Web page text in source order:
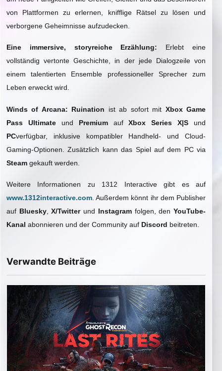
von Plattformen zu erlernen, knifflige Rätsel zu lösen und
verborgene Geheimnisse aufzudecken.
Eine immersive, storyreiche Erzählung: Erlebt eine
vollständig vertonte Geschichte, in der jede Dialogzeile von
einem talentierten Ensemble professioneller Sprecher zum
Leben erweckt wird.
Winds of Arcana: Ruination ist ab sofort mit Xbox Game
Pass Ultimateund PremiumaufXbox Series X|S und
PCverfügbar, inklusive kompatibler Handheld- und Cloud-
Gaming-Optionen. Zusätzlich kann das Spiel auf dem PC via
Steam gekauft werden.
Weitere Informationen zu 1312 Interactive gibt es auf
www.1312interactive.com. Außerdem könnt ihr dem Publisher
auf Bluesky,X/Twitterund Instagramfolgen, denYouTube-
Kanal abonnieren und der Community auf Discord beitreten.
Verwandte Beiträge